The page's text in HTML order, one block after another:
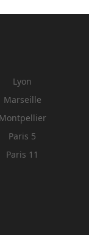
Lyon
Marseille
Montpellier
Paris 5
Paris 11